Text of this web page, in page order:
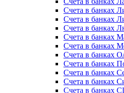
Счета в банках
Счета в банках
Счета в банках
Счета в банках
Счета в банках
Счета в банках
Счета в банках
Счета в банках
Счета в банках
Счета в банках